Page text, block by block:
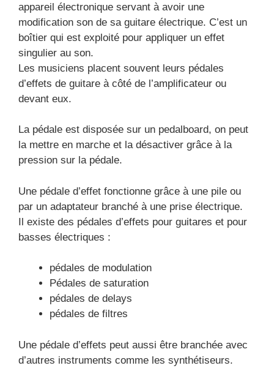
appareil électronique servant à avoir une
modification son de sa guitare électrique. C’est un
boîtier qui est exploité pour appliquer un effet
singulier au son.
Les musiciens placent souvent leurs pédales
d’effets de guitare à côté de l’amplificateur ou
devant eux.
La pédale est disposée sur un pedalboard, on peut
la mettre en marche et la désactiver grâce à la
pression sur la pédale.
Une pédale d’effet fonctionne grâce à une pile ou
par un adaptateur branché à une prise électrique.
Il existe des pédales d’effets pour guitares et pour
basses électriques :
pédales de modulation
Pédales de saturation
pédales de delays
pédales de filtres
Une pédale d’effets peut aussi être branchée avec
d’autres instruments comme les synthétiseurs.